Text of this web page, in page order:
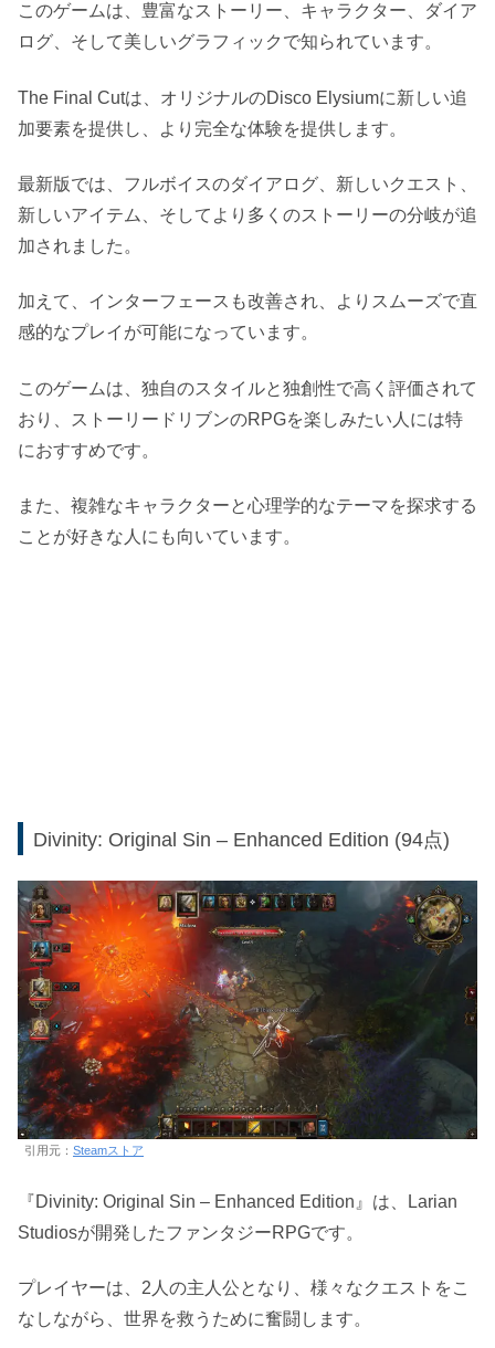
このゲームは、豊富なストーリー、キャラクター、ダイア
ログ、そして美しいグラフィックで知られています。
The Final Cutは、オリジナルのDisco Elysiumに新しい追
加要素を提供し、より完全な体験を提供します。
最新版では、フルボイスのダイアログ、新しいクエスト、
新しいアイテム、そしてより多くのストーリーの分岐が追
加されました。
加えて、インターフェースも改善され、よりスムーズで直
感的なプレイが可能になっています。
このゲームは、独自のスタイルと独創性で高く評価されて
おり、ストーリードリブンのRPGを楽しみたい人には特
におすすめです。
また、複雑なキャラクターと心理学的なテーマを探求する
ことが好きな人にも向いています。
Divinity: Original Sin – Enhanced Edition (94点)
引用元： Steamストア
『Divinity: Original Sin – Enhanced Edition』は、Larian
Studiosが開発したファンタジーRPGです。
プレイヤーは、2人の主人公となり、様々なクエストをこ
なしながら、世界を救うために奮闘します。